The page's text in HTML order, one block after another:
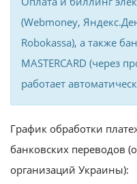
(Webmoney,
Robokassa), а также
MASTERCARD (через
работает
График обработки
банковских переводов
организаций Украины):